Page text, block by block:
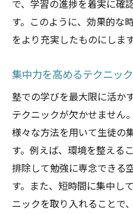
で、学習の進捗を着実に確
す。このように、効果的な
をより充実したものにします
集中力を高めるテクニック
塾での学びを最大限に活か
テクニックが欠かせません
様々な方法を用いて生徒の
す。例えば、環境を整える
排除して勉強に専念できる
す。また、短時間に集中し
ニックを取り入れることで